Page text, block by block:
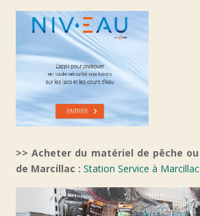
>> Acheter du matériel de pêche
de Marcillac : Station Service à